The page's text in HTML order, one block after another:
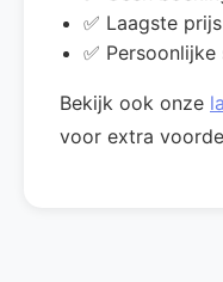
✅ Laagste
✅ Persoonlijke
Bekijk ook onze
voor extra